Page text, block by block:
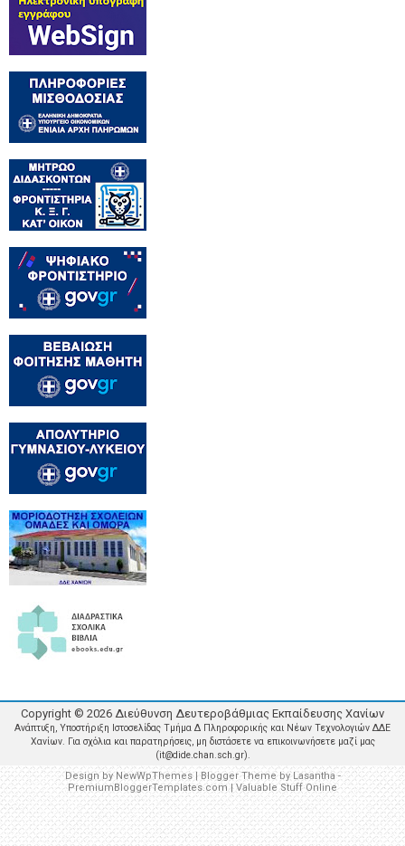
Copyright © 2026 Διεύθυνση Δευτεροβάθμιας Εκπαίδευσης Χανίων
Ανάπτυξη, Υποστήριξη Ιστοσελίδας Τμήμα Δ Πληροφορικής και Νέων Τεχνολογιών ΔΔΕ
Χανίων. Για σχόλια και παρατηρήσεις, μη διστάσετε να επικοινωνήσετε μαζί μας
(it@dide.chan.sch.gr).
Design byNewWpThemes| Blogger Theme by Lasantha -
PremiumBloggerTemplates.com| Valuable Stuff Online